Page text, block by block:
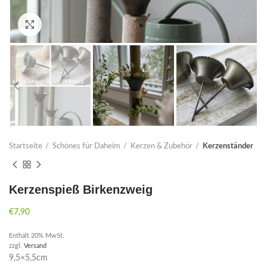
Click to enlarge
Startseite Schönes für Daheim Kerzen & Zubehör Kerzenständer
Kerzenspieß Birkenzweig
€7,90
Enthält 20% MwSt.
zzgl. Versand
9,5×5,5cm